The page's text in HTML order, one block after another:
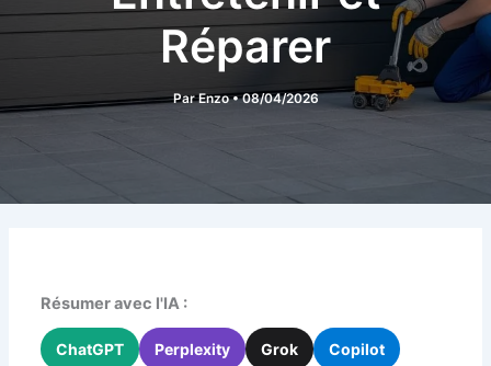
Réparer
ParEnzo•08/04/2026
Résumer avec l'IA :
ChatGPT Perplexity Grok Copilot